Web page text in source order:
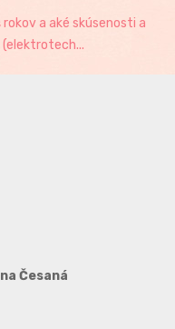
rokov a aké skúsenosti a
Česaná